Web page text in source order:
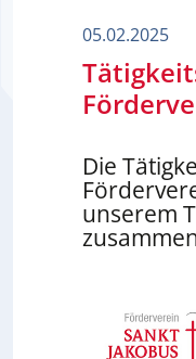
05.02.2025
Die
unserem